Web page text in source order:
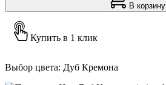
В корзину
Купить в 1 клик
Выбор цвета: Дуб Кремона